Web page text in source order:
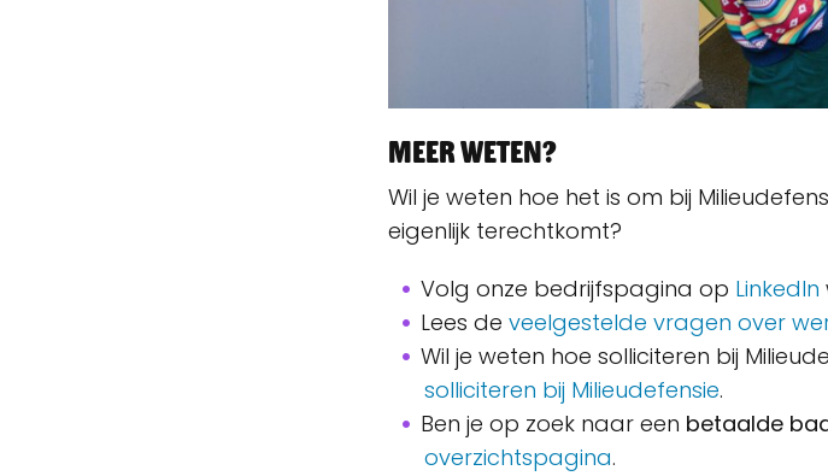
Meer weten?
Wil je weten hoe het is om bij
eigenlijk terechtkomt?
Volg onze bedrijfspagina op LinkedIn
Lees de veelgestelde vragen over
Wil je weten hoe solliciteren bij
solliciteren bij Milieudefensie.
Ben je op zoek naar een betaalde
overzichtspagina.